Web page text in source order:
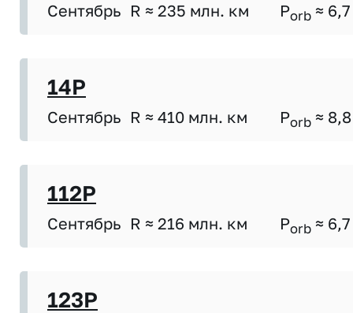
Сентябрь R ≈ 235 млн. км Porb ≈ 6,7
14P
Сентябрь R ≈ 410 млн. км Porb ≈ 8,8
112P
Сентябрь R ≈ 216 млн. км Porb ≈ 6,7
123P